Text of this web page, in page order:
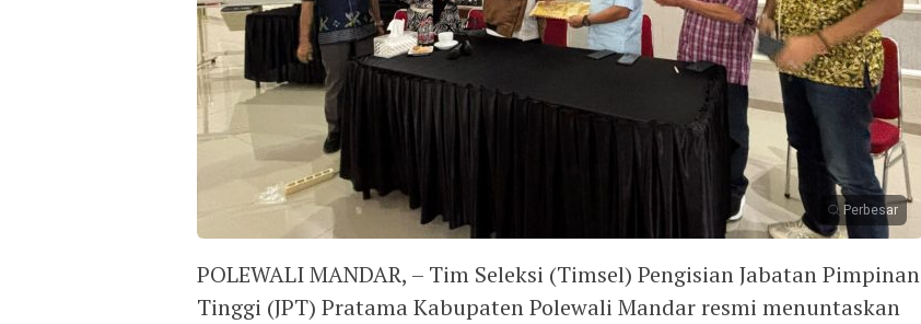
Perbesar
POLEWALI MANDAR, – Tim Seleksi (Timsel) Pengisian Jabatan Pimpinan
Tinggi (JPT) Pratama Kabupaten Polewali Mandar resmi menuntaskan